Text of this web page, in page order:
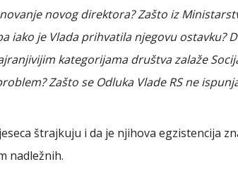
novog direktora? Zašto iz
iako je Vlada prihvatila njegovu ostavku?
kategorijama društva zalaže
Zašto se Odluka Vlade RS ne
štrajkuju i da je njihova egzistencija
nadležnih.